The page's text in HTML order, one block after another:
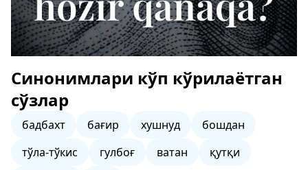
Синонимлари кўп кўрилаётган
сўзлар
бадбахт бағир хушнуд
бошдан
тўла-тўкис
гулбоғ ватан
қутқи